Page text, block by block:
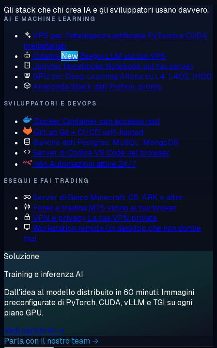
Gli stack che chi crea IA e gli sviluppatori usano davvero.
AI E MACHINE LEARNING
VPS per l'intelligenza artificiale PyTorch e CUDA
preinstallati
Ollama New Esegui LLM sul tuo VPS
Jupyter Notebooks Notebook sul tuo server
GPU per Deep Learning Allena su L4, L40S, H100
AnacondaStack dati Python, pronto
SVILUPPATORI E DEVOPS
Docker Container con accesso root
GitLab Git + CI/CD self-hosted
Banche dati Postgres, MySQL, MongoDB
Server di CodiceVS Code nel browser
n8n Automazioni attive 24/7
ESEGUI E FAI TRADING
Server di Gioco Minecraft, CS, ARK e altro
Forex e trading MT5 vicino al tuo broker
VPN e privacy La tua VPN privata
Workstation remota Un desktop che non dorme
mai
Soluzione
Training e inferenza AI
Dall'idea al modello distribuito in 60 minuti. Immagini
preconfigurate di PyTorch, CUDA, vLLM e TGI su ogni
piano GPU.
Vedi carichi AI →
Parla con il nostro team →